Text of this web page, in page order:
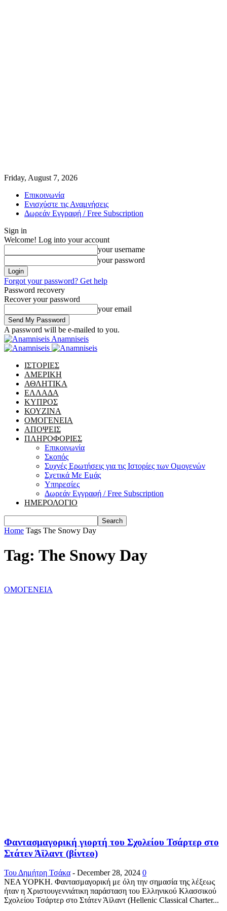
Friday, August 7, 2026
Επικοινωνία
Ενισχύστε τις Αναμνήσεις
Δωρεάν Εγγραφή / Free Subscription
Sign in
Welcome! Log into your account
your username
your password
Forgot your password? Get help
Password recovery
Recover your password
your email
A password will be e-mailed to you.
Anamniseis
ΙΣΤΟΡΙΕΣ
ΑΜΕΡΙΚΗ
ΑΘΛΗΤΙΚΑ
ΕΛΛΑΔΑ
ΚΥΠΡΟΣ
ΚΟΥΖΙΝΑ
ΟΜΟΓΕΝΕΙΑ
ΑΠΟΨΕΙΣ
ΠΛΗΡΟΦΟΡΙΕΣ
Επικοινωνία
Σκοπός
Συχνές Ερωτήσεις για τις Ιστορίες των Ομογενών
Σχετικά Με Εμάς
Υπηρεσίες
Δωρεάν Εγγραφή / Free Subscription
ΗΜΕΡΟΛΟΓΙΟ
Home Tags The Snowy Day
Tag: The Snowy Day
ΟΜΟΓΕΝΕΙΑ
Φαντασμαγορική γιορτή του Σχολείου Τσάρτερ στο
Στάτεν Άϊλαντ (βίντεο)
Του Δημήτρη Τσάκα - December 28, 2024 0
ΝΕΑ ΥΟΡΚΗ. Φαντασμαγορική με όλη την σημασία της λέξεως
ήταν η Χριστουγεννιάτικη παράσταση του Ελληνικού Κλασσικού
Σχολείου Τσάρτερ στο Στάτεν Άϊλαντ (Hellenic Classical Charter...